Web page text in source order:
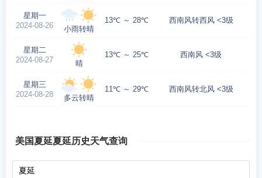
星期一
2024-08-26
小雨转晴
13℃ ～ 28℃ 西南风转西风 <3级
星期二
2024-08-27
晴
13℃ ～ 25℃ 西南风 <3级
星期三
2024-08-28
多云转晴
11℃ ～ 29℃ 西南风转北风 <3级
美国夏延夏延历史天气查询